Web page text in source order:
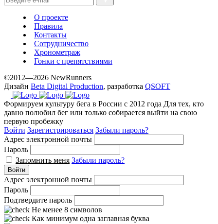
О проекте
Правила
Контакты
Сотрудничество
Хронометраж
Гонки с препятствиями
©2012—2026 NewRunners
Дизайн Beta Digital Production, разработка QSOFT
Формируем культуру бега в России с 2012 года Для тех, кто
давно полюбил бег или только собирается выйти на свою
первую пробежку
Войти Зарегистрироваться Забыли пароль?
Адрес электронной почты
Пароль
Запомнить меня Забыли пароль?
Войти
Адрес электронной почты
Пароль
Подтвердите пароль
Не менее 8 символов
Как минимум одна заглавная буква